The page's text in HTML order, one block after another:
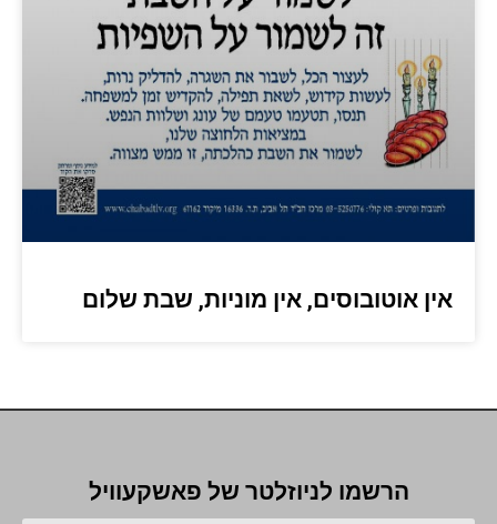
אין אוטובוסים, אין מוניות, שבת שלום
הרשמו לניוזלטר של פאשקעוויל